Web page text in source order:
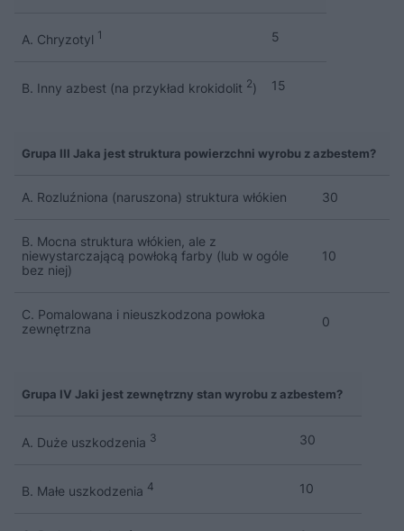
A. Chryzotyl 1 5
B. Inny azbest (na przykład krokidolit 2) 15
Grupa III Jaka jest struktura powierzchni wyrobu z azbestem?
A. Rozluźniona (naruszona) struktura włókien 30
B. Mocna struktura włókien, ale z
niewystarczającą powłoką farby (lub w ogóle
bez niej)
10
C. Pomalowana i nieuszkodzona powłoka
zewnętrzna
0
Grupa IV Jaki jest zewnętrzny stan wyrobu z azbestem?
A. Duże uszkodzenia 3 30
B. Małe uszkodzenia 4 10